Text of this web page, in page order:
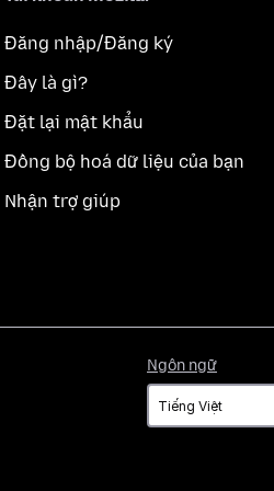
Đăng nhập/Đăng ký
Đây là gì?
Đặt lại mật khẩu
Đồng bộ hoá dữ liệu của bạn
Nhận trợ giúp
Ngôn ngữ
ngữ